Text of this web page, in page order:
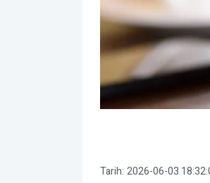
Tarih: 2026-06-03